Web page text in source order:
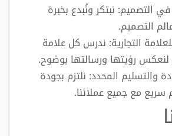
التصميم: نبتكر ونُبدع بخبرة
التصميم.
التجارية: ندرس كل علامة
لنعكس رؤيتها ورسالتها بوضوح.
والتسليم المحدد: نلتزم بجودة
سريع مع جميع عملائنا.